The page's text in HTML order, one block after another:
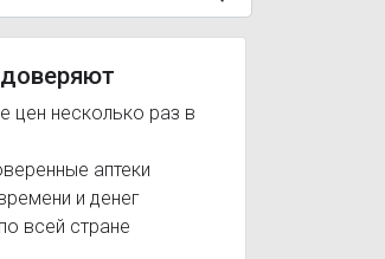
цен несколько раз в
аптеки
и денег
всей стране